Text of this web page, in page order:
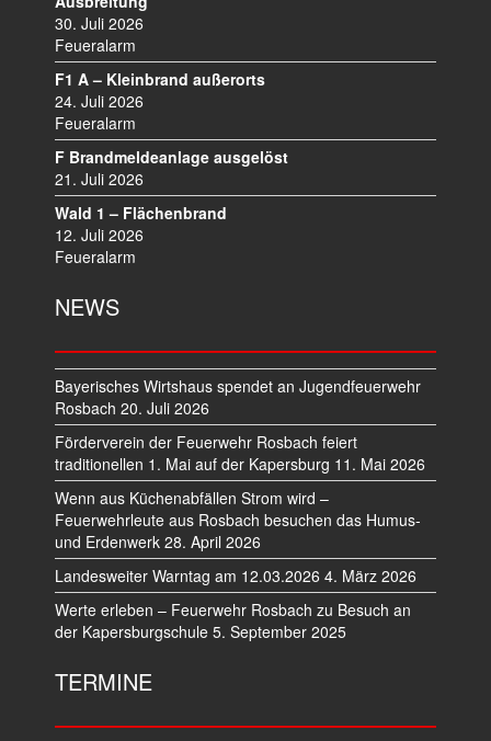
30. Juli 2026
Feueralarm
F1 A – Kleinbrand außerorts
24. Juli 2026
Feueralarm
F Brandmeldeanlage ausgelöst
21. Juli 2026
Wald 1 – Flächenbrand
12. Juli 2026
Feueralarm
NEWS
Bayerisches Wirtshaus spendet an Jugendfeuerwehr
Rosbach 20. Juli 2026
Förderverein der Feuerwehr Rosbach feiert
traditionellen 1. Mai auf der Kapersburg 11. Mai 2026
Wenn aus Küchenabfällen Strom wird –
Feuerwehrleute aus Rosbach besuchen das Humus-
und Erdenwerk 28. April 2026
Landesweiter Warntag am 12.03.2026 4. März 2026
Werte erleben – Feuerwehr Rosbach zu Besuch an
der Kapersburgschule 5. September 2025
TERMINE